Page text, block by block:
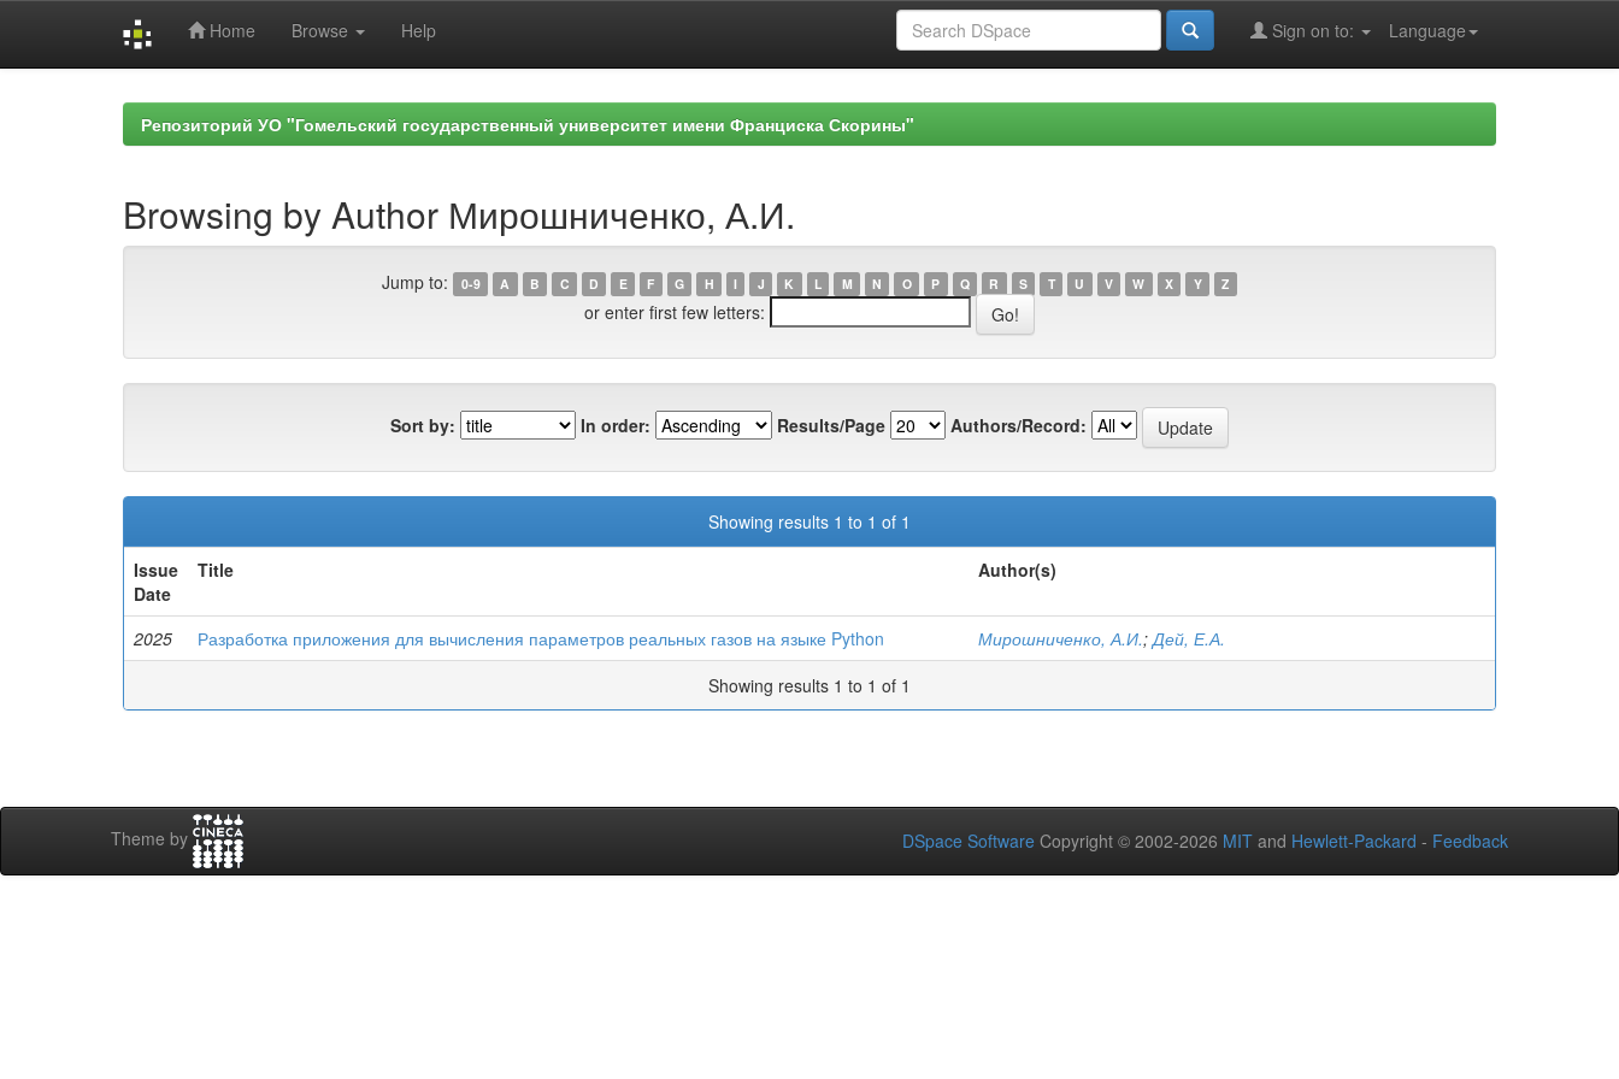
Home Browse Help Language
Sign on to:
Репозиторий УО "Гомельский государственный университет имени Франциска Скорины"
Browsing by Author Мирошниченко, А.И.
Jump to: 0-9 A B C D E F G H I J K L M N O P Q R S T U V W X Y Z
or enter first few letters:
Sort by: In order: Results/Page Authors/Record:
Showing results 1 to 1 of 1
Issue
Date
Title Author(s)
2025 Разработка приложения для вычисления параметров реальных газов на языке Python Мирошниченко, А.И.;Дей, Е.А.
Showing results 1 to 1 of 1
Theme by DSpace Software Copyright © 2002-2026 MIT and Hewlett-Packard - Feedback